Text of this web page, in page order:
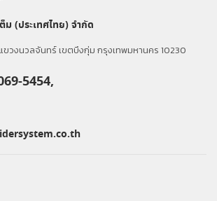
ม (ประเทศไทย) จำกัด
วงนวลจันทร์ เขตบึงกุ่ม กรุงเทพมหานคร 10230
5454,